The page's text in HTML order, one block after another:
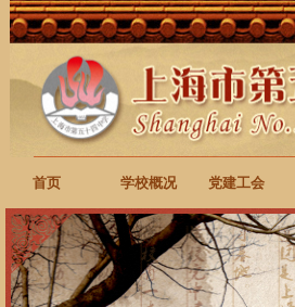
首页 学校概况 党建工会